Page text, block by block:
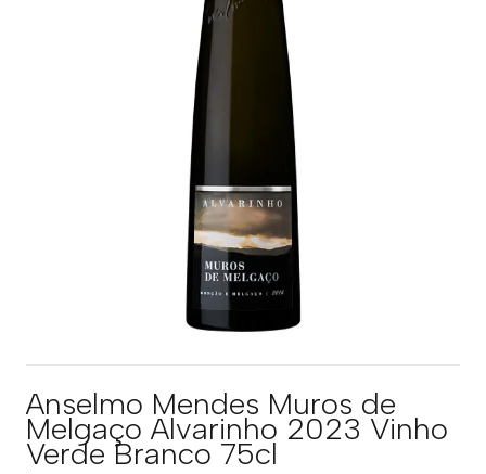
Anselmo Mendes Muros de
Melgaço Alvarinho 2023 Vinho
Verde Branco 75cl